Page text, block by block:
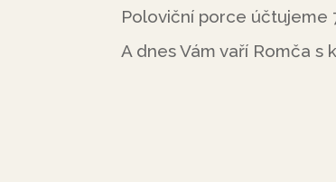
Poloviční porce účtujeme
A dnes Vám vaří Romča s